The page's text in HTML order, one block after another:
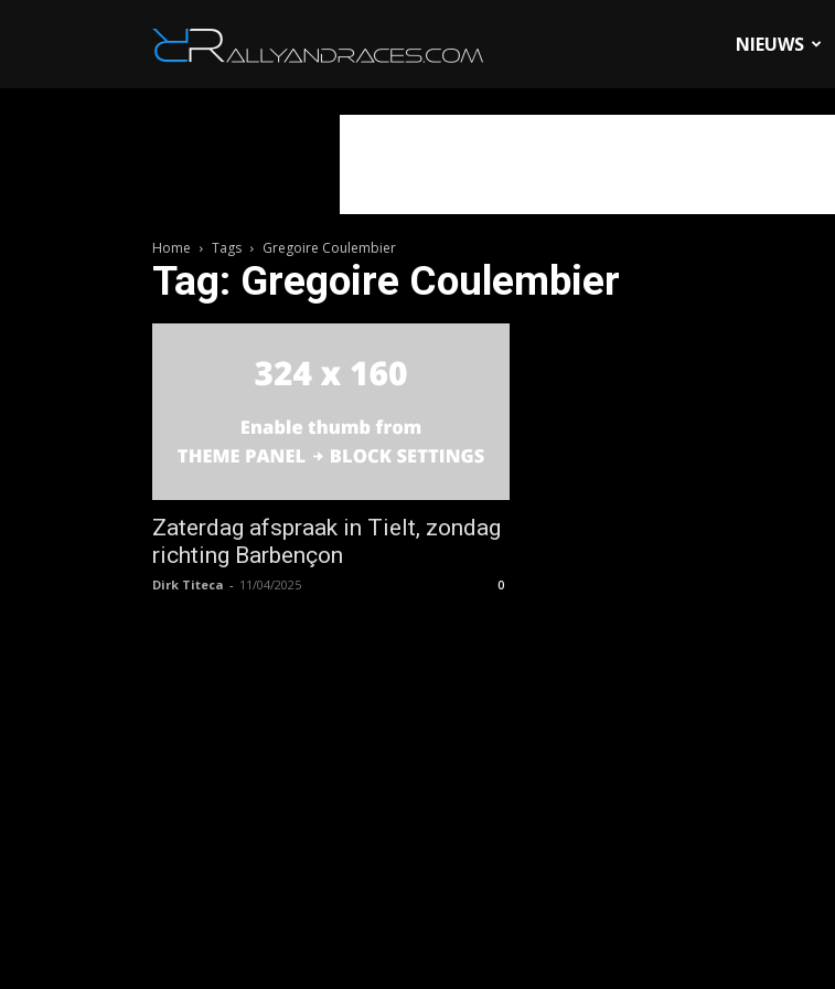
NIEUWS
Home Tags Gregoire Coulembier
Tag: Gregoire Coulembier
Zaterdag afspraak in Tielt, zondag
richting Barbençon
Dirk Titeca - 11/04/2025 0